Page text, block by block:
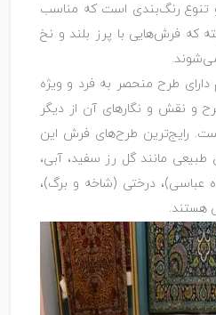
و تنوع رنگ‌بندی است که مناسب
که فرش‌هایی با پرز بلند و نخ
طرح منحصر به فرد و ویژه
نقش و نگارهای آن از دیگر
رایج‌ترین طرح‌های فرش این
مانند گل رز سفید، آبی،
درختی (شاخه و برگ)،
هستند.